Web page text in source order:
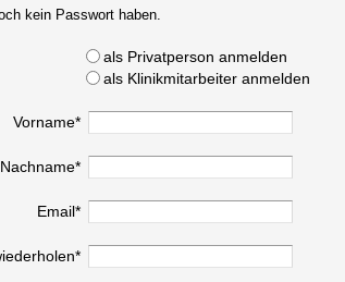
kein Passwort haben.
als Privatperson anmelden
als Klinikmitarbeiter anmelden
Vorname*
Nachname*
Email*